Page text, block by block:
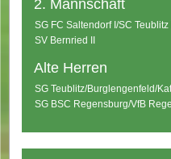
2. Mannschaft
SG FC Saltendorf I/SC Teublitz
SV Bernried II
Alte Herren
SG Teublitz/Burglengenfeld/
SG BSC Regensburg/VfB